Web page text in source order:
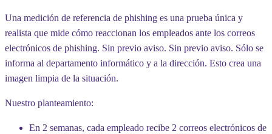
Una medición de referencia de phishing es una prueba única y
realista que mide cómo reaccionan los empleados ante los correos
electrónicos de phishing. Sin previo aviso. Sin previo aviso. Sólo se
informa al departamento informático y a la dirección. Esto crea una
imagen limpia de la situación.
Nuestro planteamiento:
En 2 semanas, cada empleado recibe 2 correos electrónicos de